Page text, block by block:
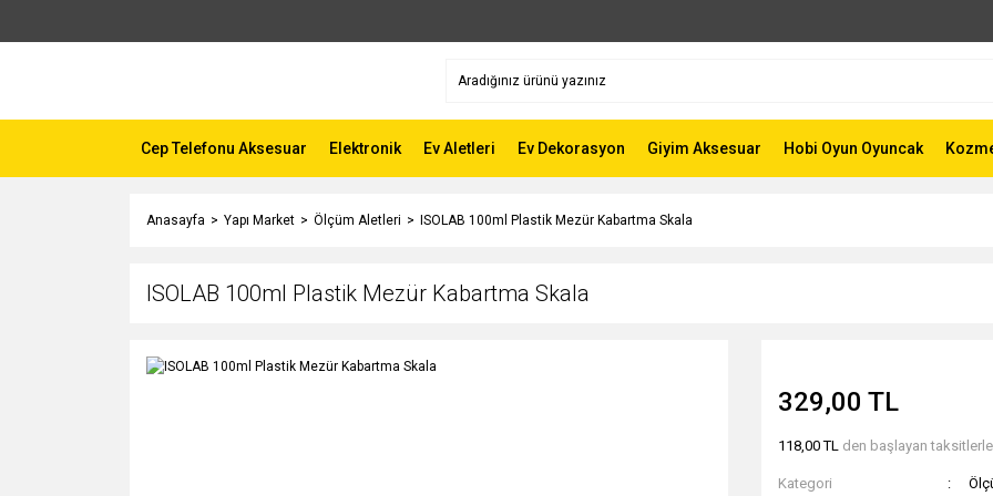
Cep Telefonu Aksesuar Elektronik Ev Aletleri Ev Dekorasyon Giyim Aksesuar Hobi Oyun Oyuncak
Anasayfa Yapı Market Ölçüm Aletleri ISOLAB 100ml Plastik Mezür Kabartma Skala
ISOLAB 100ml Plastik Mezür Kabartma Skala
329,00 TL
118,00 TL den başlayan
Kategori